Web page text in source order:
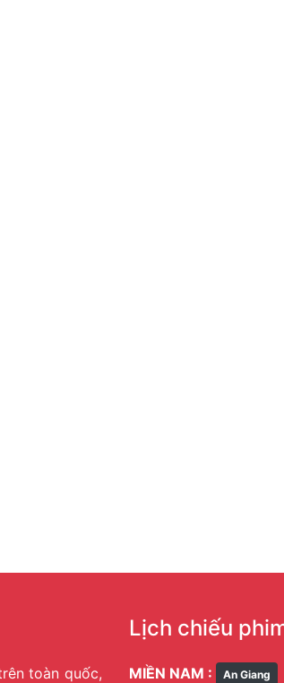
toàn quốc,
Lịch chiếu
MIỀN NAM : An Giang